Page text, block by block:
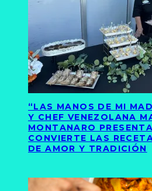
“LAS MANOS DE MI
Y CHEF VENEZOLANA
MONTANARO
CONVIERTE LAS
DE AMOR Y TRADICIÓN